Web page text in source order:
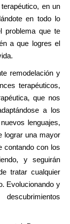
en un
en todo lo
problema que te
a que logres el
remodelación y
terapéuticos,
que nos
a los
lenguajes,
lograr una mayor
contando con los
y seguirán
tratar cualquier
Evolucionando y